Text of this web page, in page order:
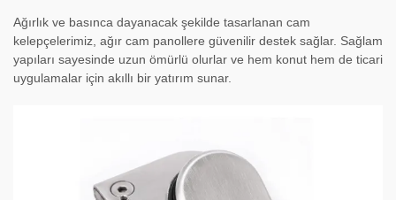
Ağırlık ve basınca dayanacak şekilde tasarlanan cam
kelepçelerimiz, ağır cam panollere güvenilir destek sağlar. Sağlam
yapıları sayesinde uzun ömürlü olurlar ve hem konut hem de ticari
uygulamalar için akıllı bir yatırım sunar.